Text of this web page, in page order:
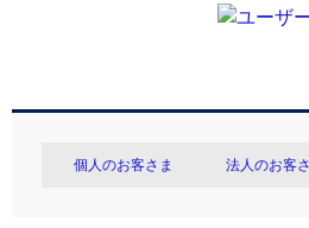
個人のお客さま 法人のお客